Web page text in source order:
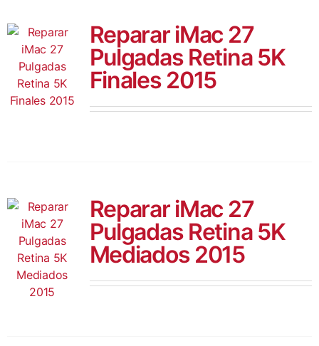
Reparar iMac 27
Pulgadas Retina 5K
Finales 2015
Reparar iMac 27
Pulgadas Retina 5K
Mediados 2015